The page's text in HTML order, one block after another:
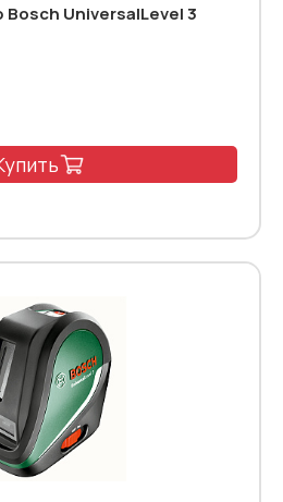
Bosch UniversalLevel 3